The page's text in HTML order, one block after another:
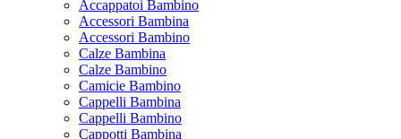
Accappatoi Bambino
Accessori Bambina
Accessori Bambino
Calze Bambina
Calze Bambino
Camicie Bambino
Cappelli Bambina
Cappelli Bambino
Cappotti Bambina